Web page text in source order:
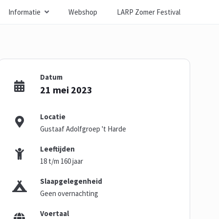
Informatie Webshop LARP Zomer Festival
Datum
21 mei 2023
Locatie
Gustaaf Adolfgroep 't Harde
Leeftijden
18 t/m 160 jaar
Slaapgelegenheid
Geen overnachting
Voertaal